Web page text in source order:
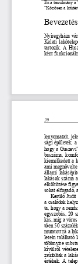
Ez a tanulmány a
“Közösen a
Bevezetés
Nyíregyháza
Keleti
tartozik. A
ként
20
lenyomatait,
sági épületek,
hogy a Guszevi
baszáma,
kiemelkedett a
ami
állami
lakások száma
elköltözése
sokat elfogadó,
Kerülő Judit
a családok
ta, hogy a
egyszobás, 20
kás, míg a
tően 50
mutatott rá a
letein található
többnyire
kívülről
zsúfoltak a
értékek. A